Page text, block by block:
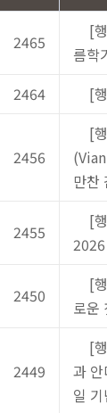
2465
[
름학
2464 [
2456
[
만찬
2455
[
2026
2450
[
로운
2449
[
과
일 기